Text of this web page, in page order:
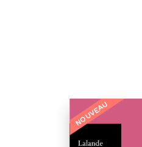
NOUVEAU